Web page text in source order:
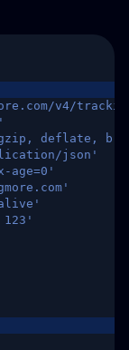
v4/trackings/
gzip, deflate,
json'
age=0'